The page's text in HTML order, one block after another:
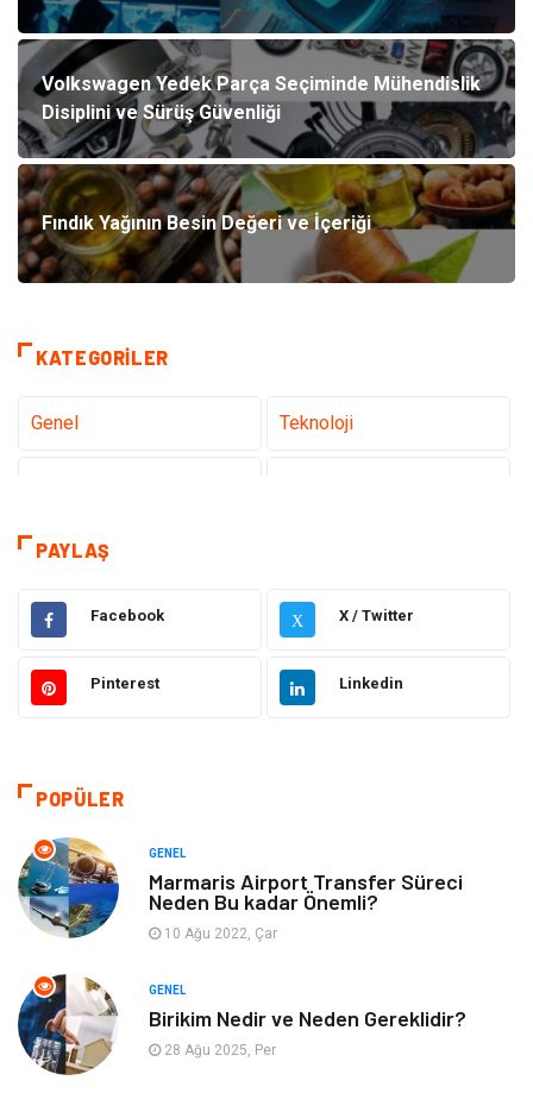
Volkswagen Yedek Parça Seçiminde Mühendislik
Disiplini ve Sürüş Güvenliği
Fındık Yağının Besin Değeri ve İçeriği
KATEGORILER
Genel Teknoloji
Eğitim
Makine Elektronik
Gıda Otomotiv
Emlak
Bilgisayar & Yazılım
Mobilya Seo Teknikleri
Tatil
Webmaster Araçları
PAYLAŞ
Facebook X X / Twitter
Pinterest Linkedin
POPÜLER
GENEL
Marmaris Airport Transfer Süreci
Neden Bu kadar Önemli?
10 Ağu 2022, Çar
GENEL
Birikim Nedir ve Neden Gereklidir?
28 Ağu 2025, Per